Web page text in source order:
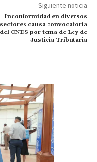
Siguiente noticia
Inconformidad en diversos
sectores causa convocatoria
del CNDS por tema de Ley de
Justicia Tributaria